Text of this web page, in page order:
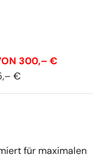
300,– €
€
für maximalen